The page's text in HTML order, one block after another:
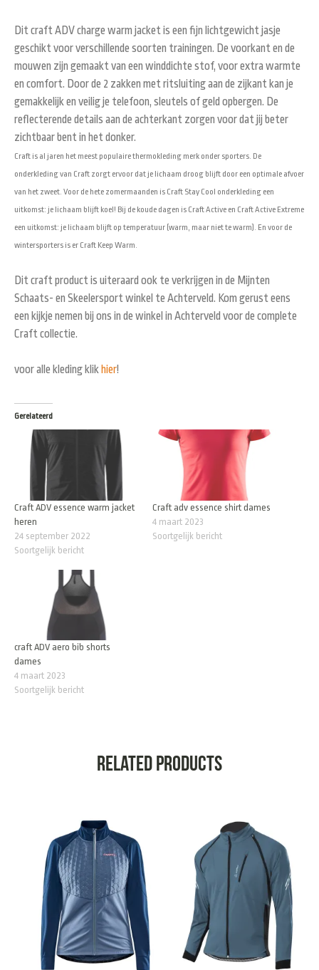
Dit craft ADV charge warm jacket is een fijn lichtgewicht jasje
geschikt voor verschillende soorten trainingen. De voorkant en de
mouwen zijn gemaakt van een winddichte stof, voor extra warmte
en comfort. Door de 2 zakken met ritsluiting aan de zijkant kan je
gemakkelijk en veilig je telefoon, sleutels of geld opbergen. De
reflecterende details aan de achterkant zorgen voor dat jij beter
zichtbaar bent in het donker.
Craft is al jaren het meest populaire thermokleding merk onder sporters. De
onderkleding van Craft zorgt ervoor dat je lichaam droog blijft door een optimale afvoer
van het zweet. Voor de hete zomermaanden is Craft Stay Cool onderkleding een
uitkomst: je lichaam blijft koel! Bij de koude dagen is Craft Active en Craft Active Extreme
een uitkomst: je lichaam blijft op temperatuur (warm, maar niet te warm). En voor de
wintersporters is er Craft Keep Warm.
Dit craft product is uiteraard ook te verkrijgen in de Mijnten
Schaats- en Skeelersport winkel te Achterveld. Kom gerust eens
een kijkje nemen bij ons in de winkel in Achterveld voor de complete
Craft collectie.
voor alle kleding klik hier!
Gerelateerd
Craft ADV essence warm jacket
heren
24 september 2022
Soortgelijk bericht
Craft adv essence shirt dames
4 maart 2023
Soortgelijk bericht
craft ADV aero bib shorts
dames
4 maart 2023
Soortgelijk bericht
Related products